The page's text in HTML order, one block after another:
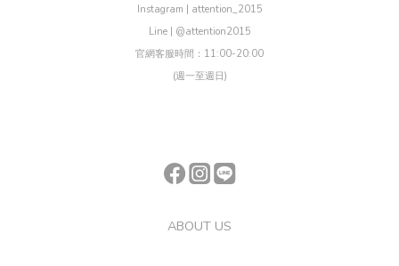
Instagram | attention_2015
Line | @attention2015
官網客服時間：11:00-20:00
(週一至週日)
ABOUT US